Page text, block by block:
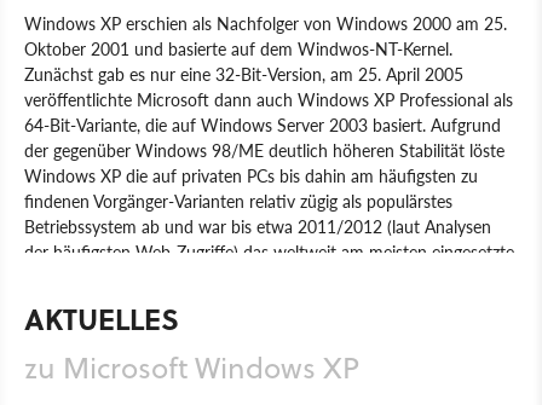
Windows XP erschien als Nachfolger von Windows 2000 am 25.
Oktober 2001 und basierte auf dem Windwos-NT-Kernel.
Zunächst gab es nur eine 32-Bit-Version, am 25. April 2005
veröffentlichte Microsoft dann auch Windows XP Professional als
64-Bit-Variante, die auf Windows Server 2003 basiert. Aufgrund
der gegenüber Windows 98/ME deutlich höheren Stabilität löste
Windows XP die auf privaten PCs bis dahin am häufigsten zu
findenen Vorgänger-Varianten relativ zügig als populärstes
Betriebssystem ab und war bis etwa 2011/2012 (laut Analysen
der häufigsten Web-Zugriffe) das weltweit am meisten eingesetzte
Xp in Sachen Populariät dagegen nie übertreffen. Nachdem
Microsoft am 8. April den Support mit Sicherheits-Updates für
Windows XP einstellt, endet damit die Ära der lange Zeit
AKTUELLES
zu Microsoft Windows XP